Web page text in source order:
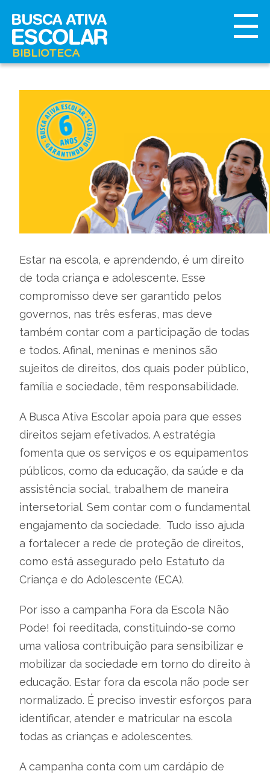
BIBLIOTECA
Estar na escola, e aprendendo, é um direito
de toda criança e adolescente. Esse
compromisso deve ser garantido pelos
governos, nas três esferas, mas deve
também contar com a participação de todas
e todos. Afinal, meninas e meninos são
sujeitos de direitos, dos quais poder público,
família e sociedade, têm responsabilidade.
A Busca Ativa Escolar apoia para que esses
direitos sejam efetivados. A estratégia
fomenta que os serviços e os equipamentos
públicos, como da educação, da saúde e da
assistência social, trabalhem de maneira
intersetorial. Sem contar com o fundamental
engajamento da sociedade. Tudo isso ajuda
a fortalecer a rede de proteção de direitos,
como está assegurado pelo Estatuto da
Criança e do Adolescente (ECA).
Por isso a campanha Fora da Escola Não
Pode! foi reeditada, constituindo-se como
uma valiosa contribuição para sensibilizar e
mobilizar da sociedade em torno do direito à
educação. Estar fora da escola não pode ser
normalizado. É preciso investir esforços para
identificar, atender e matricular na escola
todas as crianças e adolescentes.
A campanha conta com um cardápio de